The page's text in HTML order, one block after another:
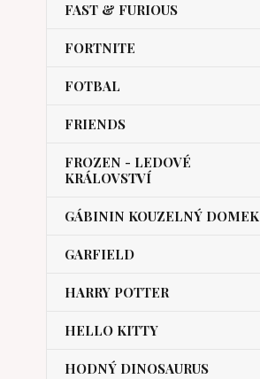
FAST & FURIOUS
FORTNITE
FOTBAL
FRIENDS
FROZEN - LEDOVÉ
KRÁLOVSTVÍ
GÁBININ KOUZELNÝ DOMEK
GARFIELD
HARRY POTTER
HELLO KITTY
HODNÝ DINOSAURUS